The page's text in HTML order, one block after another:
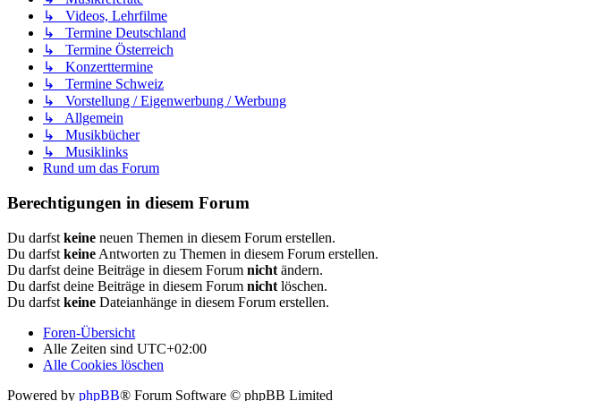
↳ Videos, Lehrfilme
↳ Termine Deutschland
↳ Termine Österreich
↳ Konzerttermine
↳ Termine Schweiz
↳ Vorstellung / Eigenwerbung / Werbung
↳ Allgemein
↳ Musikbücher
↳ Musiklinks
Rund um das Forum
Berechtigungen in diesem Forum
Du darfst keine neuen Themen in diesem Forum erstellen.
Du darfst keine Antworten zu Themen in diesem Forum erstellen.
Du darfst deine Beiträge in diesem Forum nicht ändern.
Du darfst deine Beiträge in diesem Forum nicht löschen.
Du darfst keine Dateianhänge in diesem Forum erstellen.
Foren-Übersicht
Alle Zeiten sind UTC+02:00
Alle Cookies löschen
Powered by phpBB® Forum Software © phpBB Limited